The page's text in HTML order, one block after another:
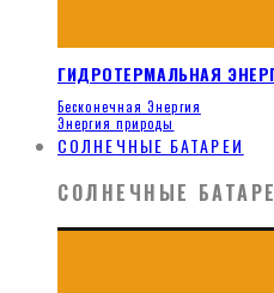
ГИДРОТЕРМАЛЬНАЯ
Бесконечная Энергия
Энергия природы
СОЛНЕЧНЫЕ БАТАРЕИ
СОЛНЕЧНЫЕ